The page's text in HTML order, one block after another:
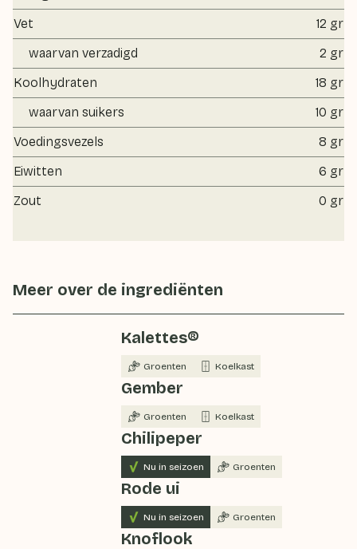
Vet
12 gr
waarvan verzadigd
2 gr
Koolhydraten
18 gr
waarvan suikers
10 gr
Voedingsvezels
8 gr
Eiwitten
6 gr
Zout
0 gr
Meer over de ingrediënten
Kalettes®
Groenten Koelkast
Gember
Groenten Koelkast
Chilipeper
Nu in seizoen Groenten
Rode ui
Nu in seizoen Groenten
Knoflook